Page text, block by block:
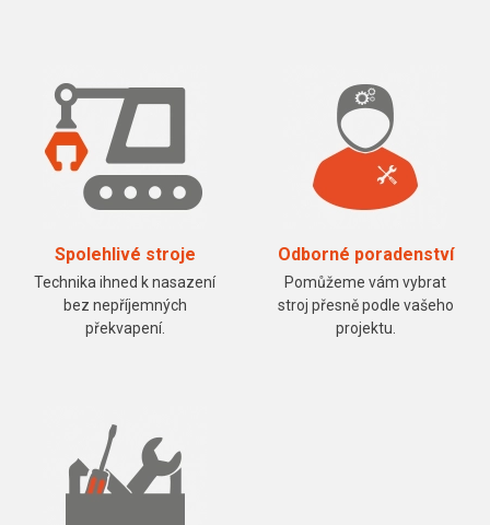
Spolehlivé stroje
Technika ihned k nasazení
bez nepříjemných
překvapení.
Odborné poradenství
Pomůžeme vám vybrat
stroj přesně podle vašeho
projektu.